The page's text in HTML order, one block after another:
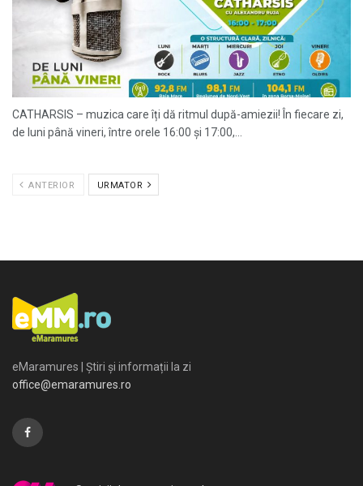
CATHARSIS – muzica care îți dă ritmul după-amiezii! În fiecare zi,
de luni până vineri, între orele 16:00 și 17:00,...
ANTERIOR URMATOR
eMaramures | Știri și informații la zi
office@emaramures.ro